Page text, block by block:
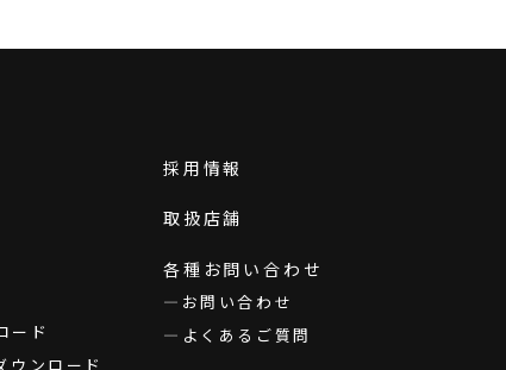
ード
ウンロード
採用情報
取扱店舗
各種お問い合わせ
お問い合わせ
よくあるご質問